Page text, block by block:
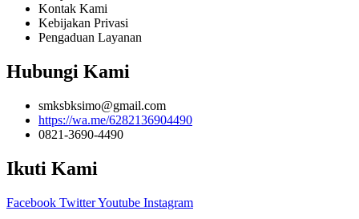
Kontak Kami
Kebijakan Privasi
Pengaduan Layanan
Hubungi Kami
smksbksimo@gmail.com
https://wa.me/6282136904490
0821-3690-4490
Ikuti Kami
Facebook TwitterYoutube Instagram